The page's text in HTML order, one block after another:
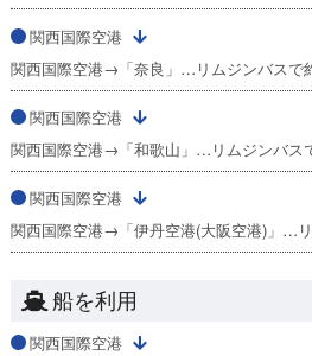
関西国際空港
関西国際空港→「奈良」…リムジンバスで
関西国際空港
関西国際空港→「和歌山」…リムジンバス
関西国際空港
関西国際空港→「伊丹空港(大阪空港)」…
船を利用
関西国際空港